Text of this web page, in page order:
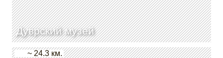
Дуврский музей
~ 24.3 км.